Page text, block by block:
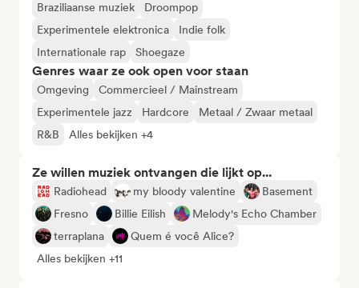
Braziliaanse muziek
Droompop
Experimentele elektronica
Indie folk
Internationale rap
Shoegaze
Genres waar ze ook open voor staan
Omgeving
Commercieel / Mainstream
Experimentele jazz
Hardcore
Metaal / Zwaar metaal
R&B
Alles bekijken +4
Ze willen muziek ontvangen die lijkt op...
Radiohead my bloody valentine
Basement
Fresno
Billie Eilish
Melody's Echo Chamber
terraplana
Quem é você Alice?
Alles bekijken +11